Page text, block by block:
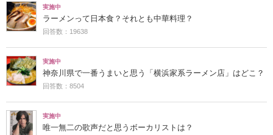
実施中
ラーメンって日本食？それとも中華料理？
回答数：19638
実施中
神奈川県で一番うまいと思う「横浜家系ラーメン店」はどこ？
回答数：8504
実施中
唯一無二の歌声だと思うボーカリストは？